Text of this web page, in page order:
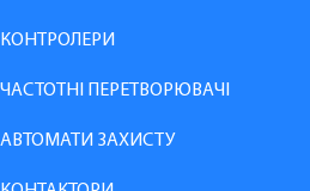
КОНТРОЛЕРИ
ЧАСТОТНІ ПЕРЕТВОРЮВАЧІ
АВТОМАТИ ЗАХИСТУ